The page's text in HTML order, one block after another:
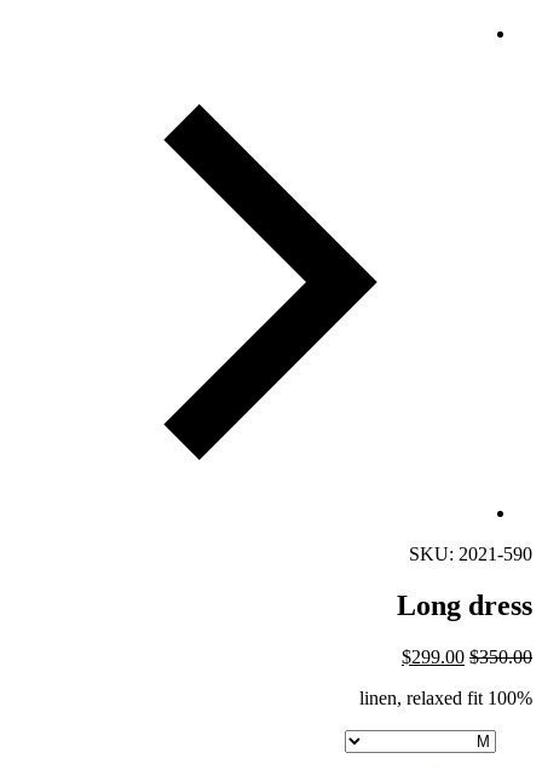
SKU: 2021-590
Long dress
$350.00
$299.00
100% linen, relaxed fit